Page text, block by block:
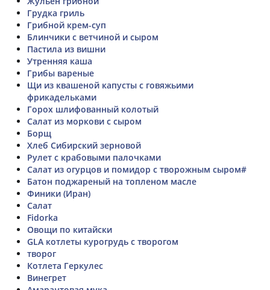
Грудка гриль
Грибной крем-суп
Блинчики с ветчиной и сыром
Пастила из вишни
Утренняя каша
Грибы вареные
Щи из квашеной капусты с говяжьими
фрикадельками
Горох шлифованный колотый
Салат из моркови с сыром
Борщ
Хлеб Сибирский зерновой
Рулет с крабовыми палочками
Салат из огурцов и помидор с творожным сыром#
Батон поджареный на топленом масле
Финики (Иран)
Салат
Fidorka
Овощи по китайски
GLA котлеты курогрудь с творогом
творог
Котлета Геркулес
Винегрет